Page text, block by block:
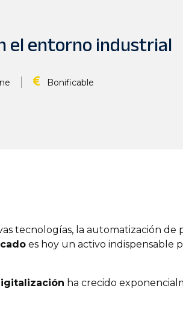
el entorno industrial
| Bonificable
tecnologías, la automatización de
es hoy un activo indispensable
ha crecido